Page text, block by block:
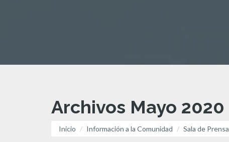
Archivos Mayo 2020
Inicio Información a la Comunidad Sala de Prensa